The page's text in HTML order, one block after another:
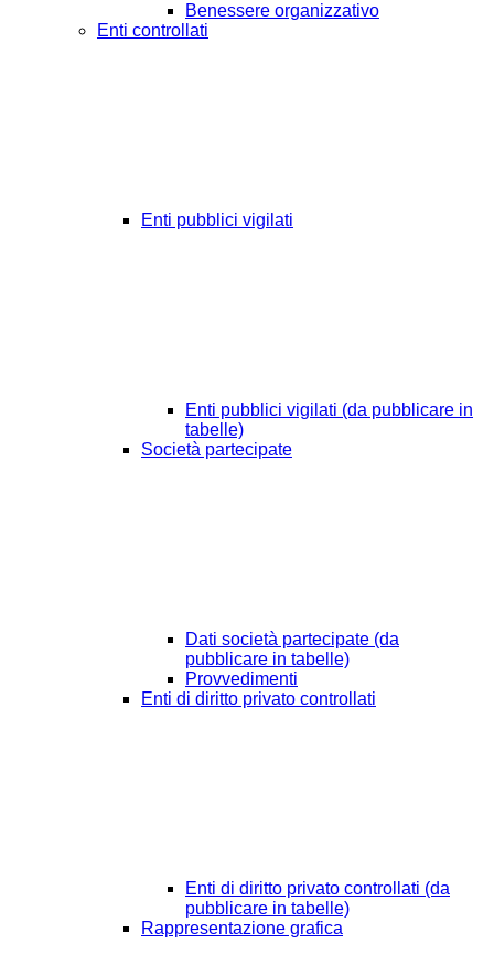
Benessere organizzativo
Enti controllati
Enti pubblici vigilati
Enti pubblici vigilati (da pubblicare in
tabelle)
Società partecipate
Dati società partecipate (da
pubblicare in tabelle)
Provvedimenti
Enti di diritto privato controllati
Enti di diritto privato controllati (da
pubblicare in tabelle)
Rappresentazione grafica